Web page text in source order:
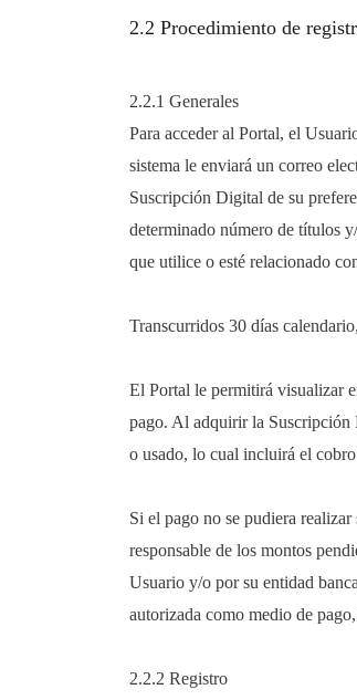
2.2 Procedimiento de
2.2.1 Generales
Para acceder al Portal, el
sistema le enviará un correo
Suscripción Digital de su
determinado número de títulos
que utilice o esté relacionado
Transcurridos 30 días
El Portal le permitirá visualizar
pago. Al adquirir la Suscripción
o usado, lo cual incluirá el
Si el pago no se pudiera
responsable de los montos
Usuario y/o por su entidad
autorizada como medio de
2.2.2 Registro